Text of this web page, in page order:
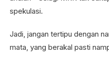
spekulasi.
Jadi, jangan tertipu dengan
mata, yang berakal pasti